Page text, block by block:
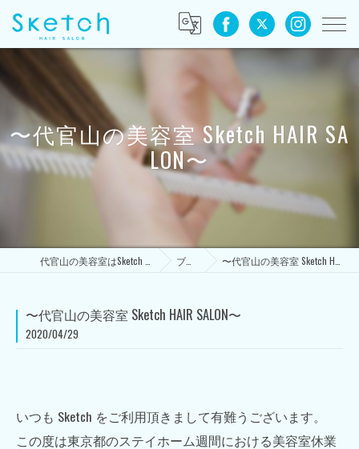
〜代官山の美容室 Sketch HAIR SA
LON〜
ブログ 〜代官山の美容室 Sketch HAIR SALON〜
〜代官山の美容室 Sketch HAIR SALON〜
2020/04/29
いつも Sketch をご利用頂きまして有難うございます。
この度は東京都のステイホーム週間における美容室休業